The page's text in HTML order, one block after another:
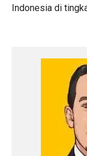
Indonesia di